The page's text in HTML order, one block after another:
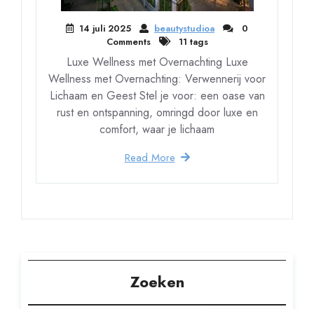
14 juli 2025 beautystudioa
0
Comments
11 tags
Luxe Wellness met Overnachting Luxe
Wellness met Overnachting: Verwennerij voor
Lichaam en Geest Stel je voor: een oase van
rust en ontspanning, omringd door luxe en
comfort, waar je lichaam
Read More
Zoeken